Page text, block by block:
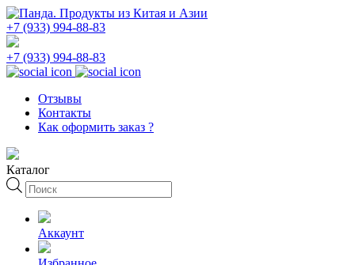
+7 (933) 994-88-83
+7 (933) 994-88-83
Отзывы
Контакты
Как оформить заказ ?
Каталог
Поиск
товаров
Аккаунт